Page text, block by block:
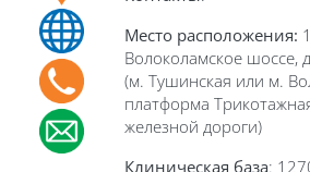
Место расположения:
Волоколамское шоссе,
(м. Тушинская или м.
платформа
железной дороги)
Клиническая база: